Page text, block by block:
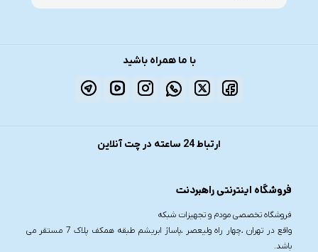
با ما همراه باشید
ارتباط 24 ساعته در چت آنلاین
فروشگاه اینترنتی راهبردنت
فروشگاه تخصصی مودم و تجهیزات شبکه
واقع در تهران ،چهار راه ولیعصر ،پاساژ ابریشم طبقه همکف پلاک 7 مستقر می
باشد.